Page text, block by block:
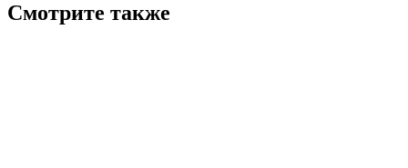
Смотрите также